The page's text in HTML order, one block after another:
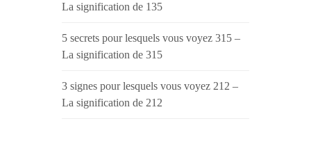
La signification de 135
5 secrets pour lesquels vous voyez 315 –
La signification de 315
3 signes pour lesquels vous voyez 212 –
La signification de 212